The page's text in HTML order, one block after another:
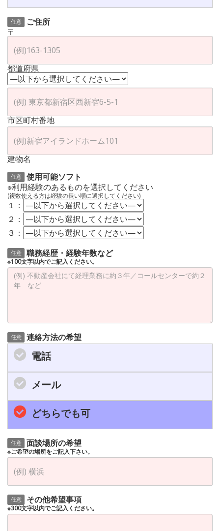
任意
ご住所
〒
都道府県
市区町村番地
建物名
任意
使用可能ソフト
※利用経験のあるものを選択してください
(複数使える方は経験の長い順に選択してください)
１：
２：
３：
任意 職務経歴・経験年数など
※100文字以内でご記入ください。
任意 連絡方法の希望
電話
メール
どちらでも可
任意 面談場所の希望
※ご希望の場所をご記入下さい。
任意 その他希望事項
※300文字以内でご記入ください。